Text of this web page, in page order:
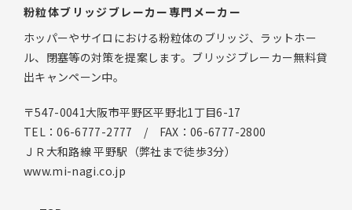
粉粒体ブリッジブレーカー専門メーカー
ホッパーやサイロにおける粉粒体のブリッジ、ラットホー
ル、閉塞等の対策を提案します。ブリッジブレーカー無料貸
出キャンペーン中。
〒547-0041大阪市平野区平野北1丁目6-17
TEL：06-6777-2777 / FAX：06-6777-2800
ＪＲ大和路線 平野駅（弊社まで徒歩3分）
www.mi-nagi.co.jp